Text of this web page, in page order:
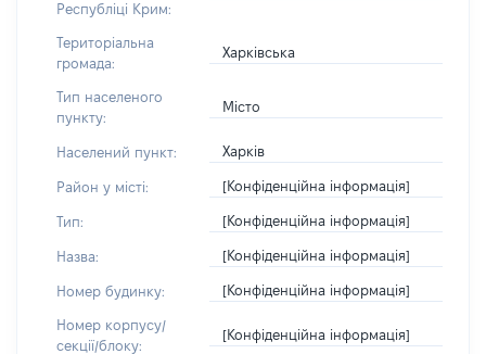
Республіці Крим:
Територіальна
громада:
Харківська
Тип населеного
пункту:
Місто
Населений пункт: Харків
Район у місті: [Конфіденційна інформація]
Тип: [Конфіденційна інформація]
Назва: [Конфіденційна інформація]
Номер будинку: [Конфіденційна інформація]
Номер корпусу/
секції/блоку:
[Конфіденційна інформація]